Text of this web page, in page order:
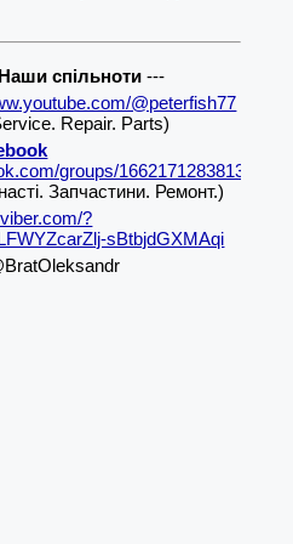
Наши спільноти ---
@peterfish77
Repair. Parts)
groups/1662171283813001/
Запчастини. Ремонт.)
?
sBtbjdGXMAqi